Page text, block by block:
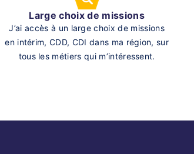
Large choix de missions
J’ai accès à un large choix de missions
en intérim, CDD, CDI dans ma région, sur
tous les métiers qui m’intéressent.